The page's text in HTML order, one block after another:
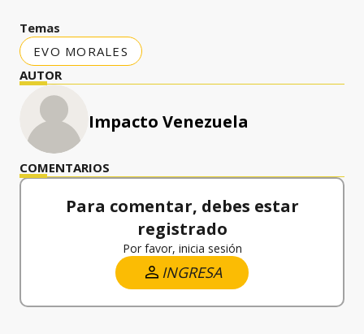
Temas
EVO MORALES
AUTOR
Impacto Venezuela
COMENTARIOS
Para comentar, debes estar
registrado
Por favor, inicia sesión
INGRESA